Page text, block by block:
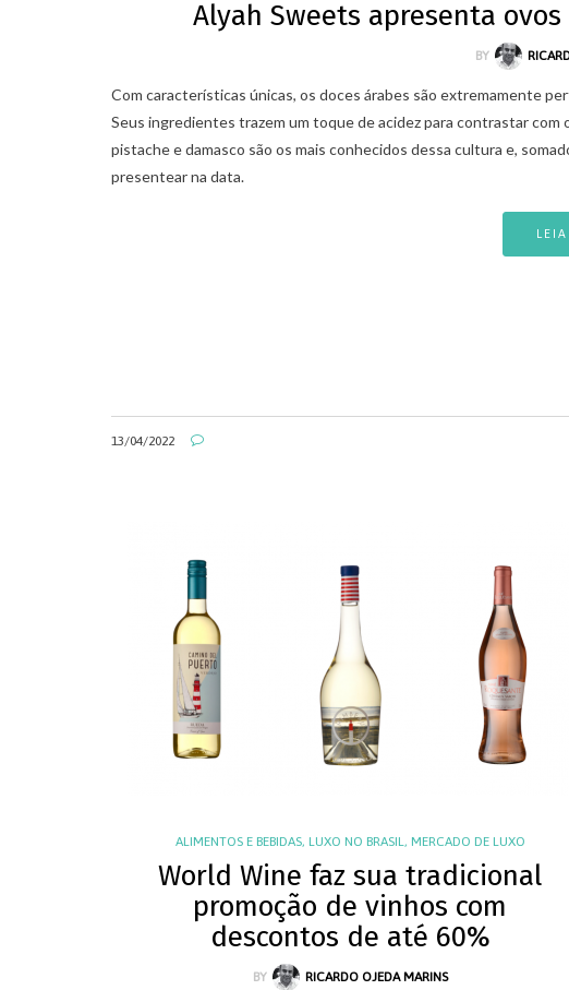
Alyah Sweets apresenta
BY
Com características únicas, os doces árabes são extremamente
Seus ingredientes trazem um toque de acidez para contrastar
pistache e damasco são os mais conhecidos dessa cultura e,
presentear na data.
13/04/2022
ALIMENTOS E BEBIDAS, LUXO NO BRASIL , MERCADO DE LUXO
World Wine faz sua tradicional
promoção de vinhos com
descontos de até 60%
BY RICARDO OJEDA MARINS